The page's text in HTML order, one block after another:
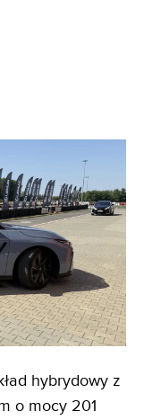
hybrydowy z
o mocy 201